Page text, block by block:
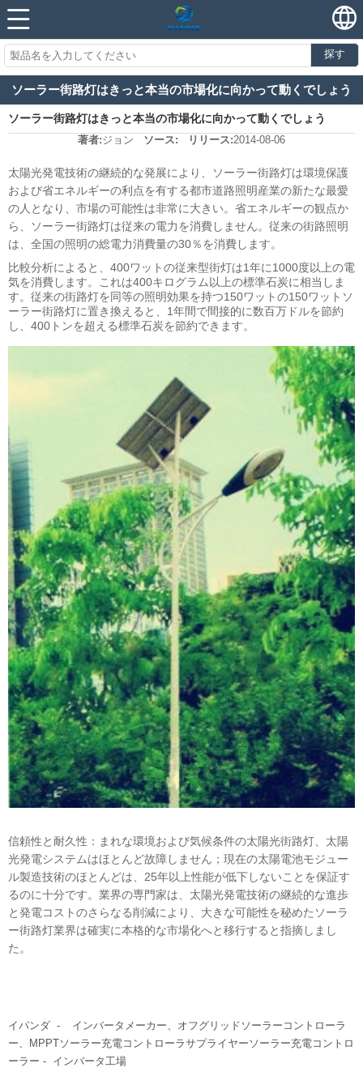
探す
ソーラー街路灯はきっと本当の市場化に向かって動くでしょう
ソーラー街路灯はきっと本当の市場化に向かって動くでしょう
著者:ジョン ソース: リリース:2014-08-06
太陽光発電技術の継続的な発展により、ソーラー街路灯は環境保護
および省エネルギーの利点を有する都市道路照明産業の新たな最愛
の人となり、市場の可能性は非常に大きい。省エネルギーの観点か
ら、ソーラー街路灯は従来の電力を消費しません。従来の街路照明
は、全国の照明の総電力消費量の30％を消費します。
比較分析によると、400ワットの従来型街灯は1年に1000度以上の電
気を消費します。これは400キログラム以上の標準石炭に相当しま
す。従来の街路灯を同等の照明効果を持つ150ワットの150ワットソ
ーラー街路灯に置き換えると、1年間で間接的に数百万ドルを節約
し、400トンを超える標準石炭を節約できます。
信頼性と耐久性：まれな環境および気候条件の太陽光街路灯、太陽
光発電システムはほとんど故障しません；現在の太陽電池モジュー
ル製造技術のほとんどは、25年以上性能が低下しないことを保証す
るのに十分です。業界の専門家は、太陽光発電技術の継続的な進歩
と発電コストのさらなる削減により、大きな可能性を秘めたソーラ
ー街路灯業界は確実に本格的な市場化へと移行すると指摘しまし
た。
イパンダ - インバータメーカー、オフグリッドソーラーコントローラ
ー、
MPPTソーラー充電コントローラサプライヤー ソーラー充電コントロ
ーラー - インバータ工場